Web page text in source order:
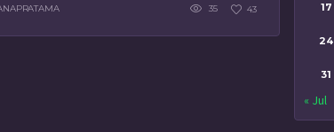
35 43 17
24
31
« Jul